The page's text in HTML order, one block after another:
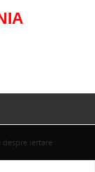
iertare